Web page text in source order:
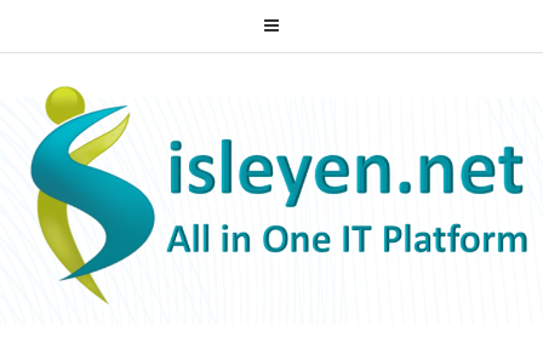
to
ISLEYEN.NET
All-in-One IT Platform